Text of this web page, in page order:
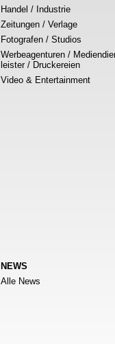
Handel / Industrie
Zeitungen / Verlage
Fotografen / Studios
Werbeagenturen /
leister / Druckereien
Video & Entertainment
NEWS
Alle News